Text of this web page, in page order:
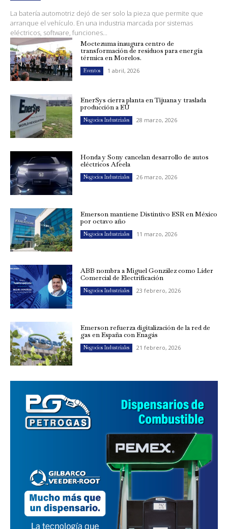
La batería automotriz dejó de ser solo la pieza que permite que
arranque el vehículo. En una industria marcada por sistemas
eléctricos, software, funciones...
Moctezuma inaugura centro de
transformación de residuos para energía
térmica en Morelos.
Eventos 1 abril, 2026
EnerSys cierra planta en Tijuana y traslada
producción a EU
Negocios Industriales 28 marzo, 2026
Honda y Sony cancelan desarrollo de autos
eléctricos Afeela
Negocios Industriales 26 marzo, 2026
Emerson mantiene Distintivo ESR en México
por octavo año
Negocios Industriales 11 marzo, 2026
ABB nombra a Miguel González como Líder
Comercial de Electrificación
Negocios Industriales 23 febrero, 2026
Emerson refuerza digitalización de la red de
gas en España con Enagás
Negocios Industriales 21 febrero, 2026